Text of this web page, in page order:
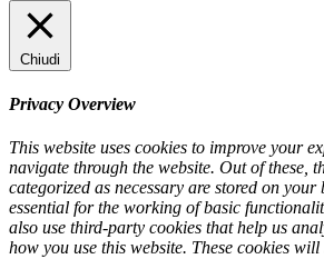
Chiudi
Privacy Overview
This website uses cookies to improve your
navigate through the website. Out of these,
categorized as necessary are stored on your
essential for the working of basic
also use third-party cookies that help us
how you use this website. These cookies